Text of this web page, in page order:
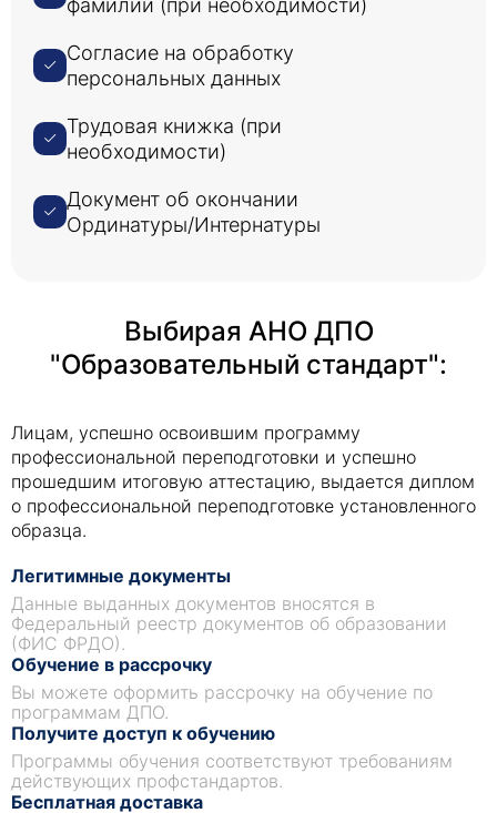
фамилии (при необходимости)
Согласие на обработку
персональных данных
Трудовая книжка (при
необходимости)
Документ об окончании
Ординатуры/Интернатуры
Выбирая АНО ДПО
"Образовательный стандарт":
Лицам, успешно освоившим программу
профессиональной переподготовки и успешно
прошедшим итоговую аттестацию, выдается диплом
о профессиональной переподготовке установленного
образца.
Легитимные документы
Данные выданных документов вносятся в
Федеральный реестр документов об образовании
(ФИС ФРДО).
Обучение в рассрочку
Вы можете оформить рассрочку на обучение по
программам ДПО.
Получите доступ к обучению
Программы обучения соответствуют требованиям
действующих профстандартов.
Бесплатная доставка